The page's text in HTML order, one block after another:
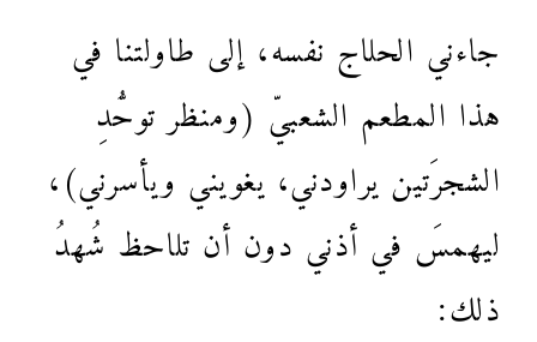
جاءني الحلاج نفسه، إلى طاولتنا في
هذا المطعم الشعبيّ (ومنظر توحُّدِ
الشجرَتين يراودني، يغويني ويأسرني)،
ليهمسَ في أذني دون أن تلاحظ شُهدُ
ذلك: